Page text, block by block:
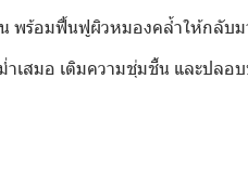
พร้อมฟื้นฟูผิวหมองคล้ำให้กลับม
เสมอ เติมความชุ่มชื้น และปลอบ